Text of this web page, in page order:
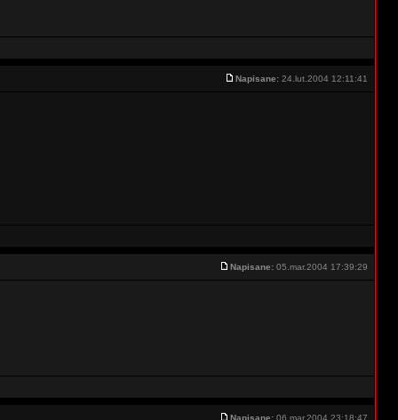
Napisane: 24.lut.2004 12:11:41
Napisane: 05.mar.2004 17:39:29
Napisane: 06.mar.2004 23:18:47